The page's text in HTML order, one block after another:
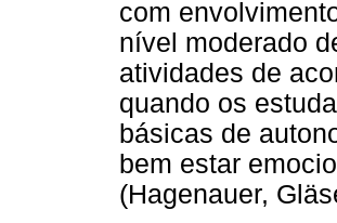
com
nível moderado
atividades de
quando os
básicas de
bem estar
(Hagenauer,